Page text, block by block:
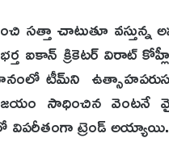
సత్తా చాటుతూ వస్తున్న
ఐకాన్ క్రికెటర్ విరాట్
టీమ్‌ని
సాధించిన వెంటనే
ట్రెండ్ అయ్యాయి.